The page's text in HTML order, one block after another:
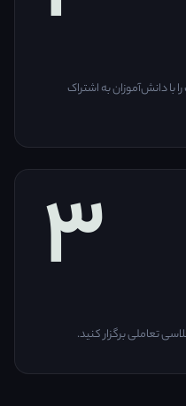
با دانش‌آموزان به اشتراک
۳
تعاملی برگزار کنید.